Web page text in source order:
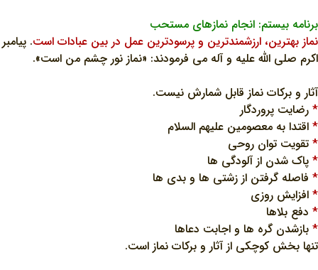
برنامه بيستم: انجام نمازهاي مستحب
نماز بهترين، ارزشمندترين و پرسودترين عمل در بين عبادات است. پيامبر
اکرم صلي الله عليه و آله مي فرمودند: «نماز نور چشم من است».
آثار و برکات نماز قابل شمارش نيست.
* رضايت پروردگار
* اقتدا به معصومين عليهم السلام
* تقويت توان روحي
* پاک شدن از آلودگي ها
* فاصله گرفتن از زشتي ها و بدي ها
* افزايش روزي
* دفع بلاها
* بازشدن گره ها و اجابت دعاها
تنها بخش کوچکي از آثار و برکات نماز است.